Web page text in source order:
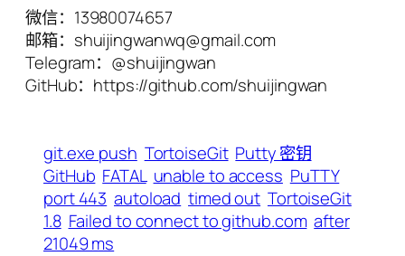
微信：13980074657
邮箱：shuijingwanwq@gmail.com
Telegram：@shuijingwan
GitHub：https://github.com/shuijingwan
git.exe push TortoiseGit Putty 密钥
GitHub FATAL unable to access PuTTY
port 443 autoload timed out TortoiseGit
1.8 Failed to connect to github.com after
21049 ms